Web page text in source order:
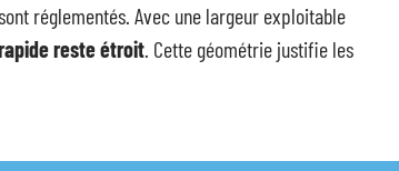
réglementés. Avec une largeur exploitable
reste étroit. Cette géométrie justifie les